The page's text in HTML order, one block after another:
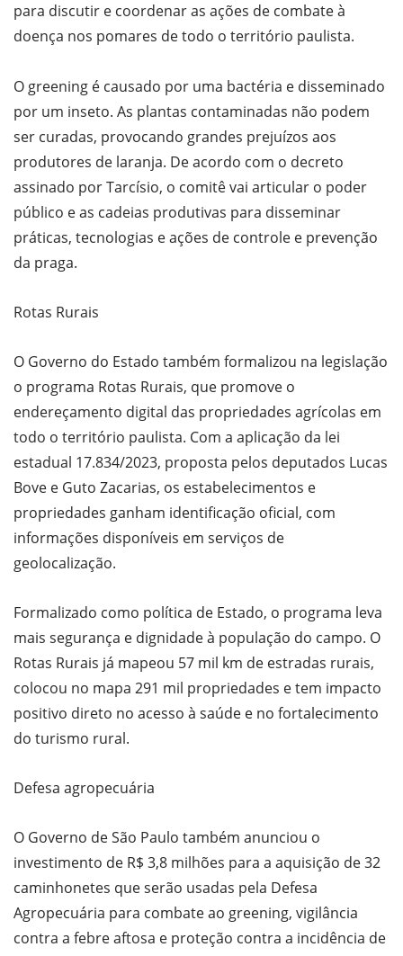
para discutir e coordenar as ações de combate à
doença nos pomares de todo o território paulista.
O greening é causado por uma bactéria e disseminado
por um inseto. As plantas contaminadas não podem
ser curadas, provocando grandes prejuízos aos
produtores de laranja. De acordo com o decreto
assinado por Tarcísio, o comitê vai articular o poder
público e as cadeias produtivas para disseminar
práticas, tecnologias e ações de controle e prevenção
da praga.
Rotas Rurais
O Governo do Estado também formalizou na legislação
o programa Rotas Rurais, que promove o
endereçamento digital das propriedades agrícolas em
todo o território paulista. Com a aplicação da lei
estadual 17.834/2023, proposta pelos deputados Lucas
Bove e Guto Zacarias, os estabelecimentos e
propriedades ganham identificação oficial, com
informações disponíveis em serviços de
geolocalização.
Formalizado como política de Estado, o programa leva
mais segurança e dignidade à população do campo. O
Rotas Rurais já mapeou 57 mil km de estradas rurais,
colocou no mapa 291 mil propriedades e tem impacto
positivo direto no acesso à saúde e no fortalecimento
do turismo rural.
Defesa agropecuária
O Governo de São Paulo também anunciou o
investimento de R$ 3,8 milhões para a aquisição de 32
caminhonetes que serão usadas pela Defesa
Agropecuária para combate ao greening, vigilância
contra a febre aftosa e proteção contra a incidência de